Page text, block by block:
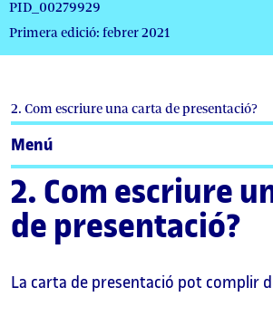
PID_00279929
Primera edició: febrer 2021
2. Com escriure una carta de presentació?
Menú
2. Com escriure
de presentació?
La carta de presentació pot complir